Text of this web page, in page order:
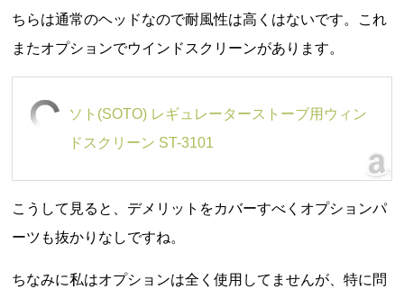
ちらは通常のヘッドなので耐風性は高くはないです。これ
またオプションでウインドスクリーンがあります。
ソト(SOTO) レギュレーターストーブ用ウィン
ドスクリーン ST-3101
こうして見ると、デメリットをカバーすべくオプションパ
ーツも抜かりなしですね。
ちなみに私はオプションは全く使用してませんが、特に問